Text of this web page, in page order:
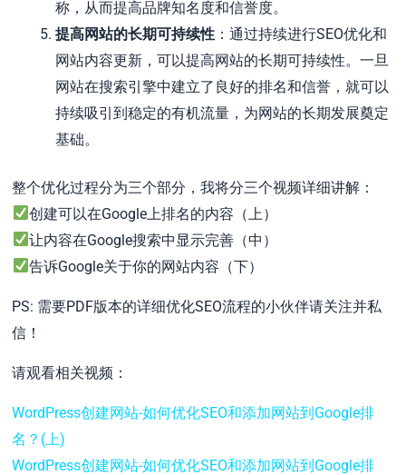
称，从而提高品牌知名度和信誉度。
提高网站的长期可持续性 ：通过持续进行SEO优化和
网站内容更新，可以提高网站的长期可持续性。一旦
网站在搜索引擎中建立了良好的排名和信誉，就可以
持续吸引到稳定的有机流量，为网站的长期发展奠定
基础。
整个优化过程分为三个部分，我将分三个视频详细讲解：
创建可以在Google上排名的内容（上）
让内容在Google搜索中显示完善（中）
告诉Google关于你的网站内容（下）
PS: 需要PDF版本的详细优化SEO流程的小伙伴请关注并私
信！
请观看相关视频：
WordPress创建网站-如何优化SEO和添加网站到Google排
名？(上)
WordPress创建网站-如何优化SEO和添加网站到Google排